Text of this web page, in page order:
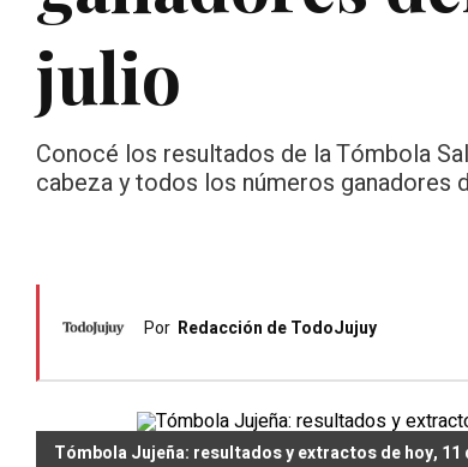
julio
Conocé los resultados de la Tómbola
cabeza y todos los números ganadores
Por Redacción de TodoJujuy
Tómbola Jujeña: resultados y extractos de hoy, 11